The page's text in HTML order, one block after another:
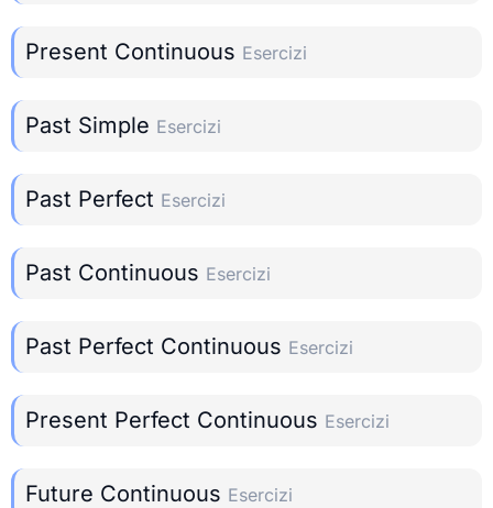
Present Continuous Esercizi
Past Simple Esercizi
Past Perfect Esercizi
Past Continuous Esercizi
Past Perfect Continuous Esercizi
Present Perfect Continuous Esercizi
Future Continuous Esercizi